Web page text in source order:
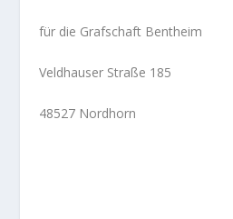
für die Grafschaft Bentheim
Veldhauser Straße 185
48527 Nordhorn